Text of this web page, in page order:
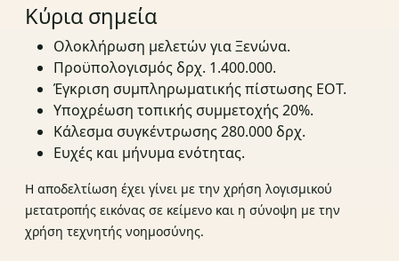
Κύρια σημεία
Ολοκλήρωση μελετών για Ξενώνα.
Προϋπολογισμός δρχ. 1.400.000.
Έγκριση συμπληρωματικής πίστωσης ΕΟΤ.
Υποχρέωση τοπικής συμμετοχής 20%.
Κάλεσμα συγκέντρωσης 280.000 δρχ.
Ευχές και μήνυμα ενότητας.
Η αποδελτίωση έχει γίνει με την χρήση λογισμικού
μετατροπής εικόνας σε κείμενο και η σύνοψη με την
χρήση τεχνητής νοημοσύνης.